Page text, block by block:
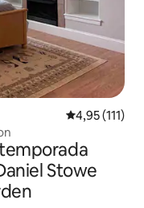
4,95 de uma
4,95 (111)
Stowe